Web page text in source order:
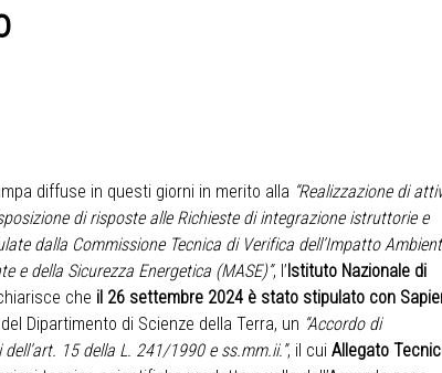
diffuse in questi giorni in merito alla “Realizzazione di
di risposte alle Richieste di integrazione istruttorie e
dalla Commissione Tecnica di Verifica dell’Impatto
e della Sicurezza Energetica (MASE)”, l’ Istituto Nazionale di
che il 26 settembre 2024 è stato stipulato con
Dipartimento di Scienze della Terra, un “Accordo di
15 della L. 241/1990 e ss.mm.ii.”, il cuiAllegato